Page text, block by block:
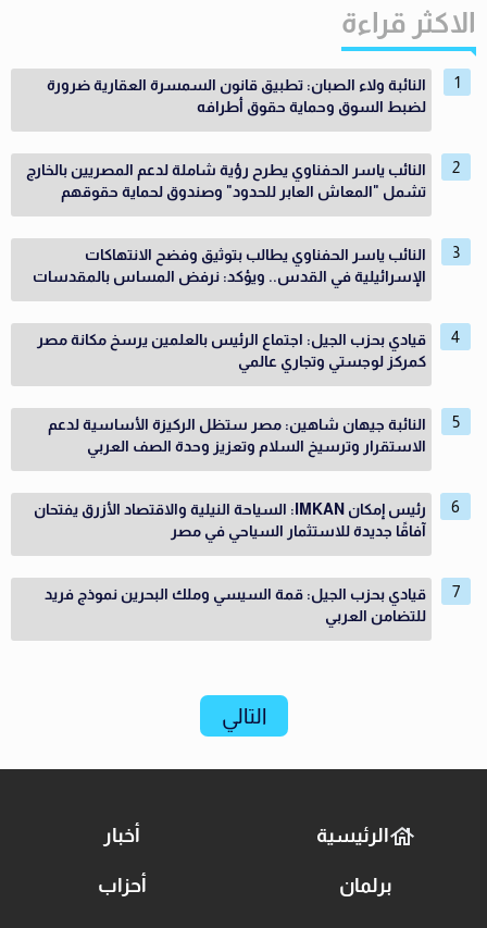
الاكثر قراءة
النائبة ولاء الصبان: تطبيق قانون السمسرة العقارية ضرورة
لضبط السوق وحماية حقوق أطرافه
النائب ياسر الحفناوي يطرح رؤية شاملة لدعم المصريين بالخارج
تشمل "المعاش العابر للحدود" وصندوق لحماية حقوقهم
النائب ياسر الحفناوي يطالب بتوثيق وفضح الانتهاكات
الإسرائيلية في القدس.. ويؤكد: نرفض المساس بالمقدسات
قيادي بحزب الجيل: اجتماع الرئيس بالعلمين يرسخ مكانة مصر
كمركز لوجستي وتجاري عالمي
النائبة جيهان شاهين: مصر ستظل الركيزة الأساسية لدعم
الاستقرار وترسيخ السلام وتعزيز وحدة الصف العربي
رئيس إمكان IMKAN: السياحة النيلية والاقتصاد الأزرق يفتحان
آفاقًا جديدة للاستثمار السياحي في مصر
قيادي بحزب الجيل: قمة السيسي وملك البحرين نموذج فريد
للتضامن العربي
التالي
الرئيسية أخبار
برلمان أحزاب